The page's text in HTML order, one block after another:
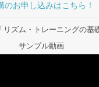
のお申し込みはこちら！
リズム・トレーニングの基
サンプル動画